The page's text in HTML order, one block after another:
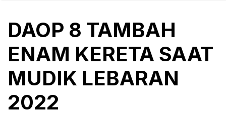
DAOP 8 TAMBAH
ENAM KERETA SAAT
MUDIK LEBARAN
2022